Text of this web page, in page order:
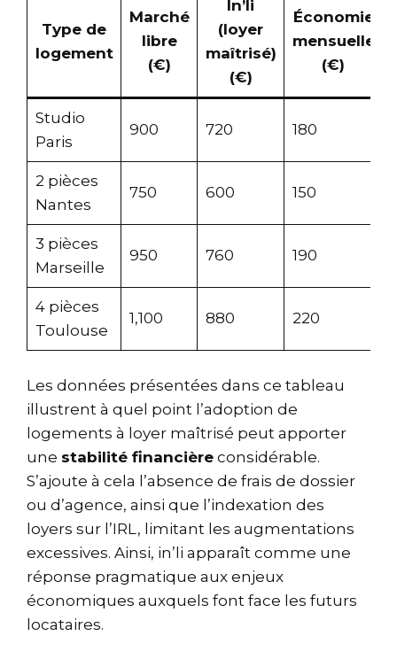
Type de
logement
Marché
libre
(€)
In’li
(loyer
maîtrisé)
(€)
Économie
mensuelle
(€)
Studio
Paris
900 720 180
2 pièces
Nantes
750 600 150
3 pièces
Marseille
950 760 190
4 pièces
Toulouse
1,100 880 220
Les données présentées dans ce tableau
illustrent à quel point l’adoption de
logements à loyer maîtrisé peut apporter
une stabilité financière considérable.
S’ajoute à cela l’absence de frais de dossier
ou d’agence, ainsi que l’indexation des
loyers sur l’IRL, limitant les augmentations
excessives. Ainsi, in’li apparaît comme une
réponse pragmatique aux enjeux
économiques auxquels font face les futurs
locataires.